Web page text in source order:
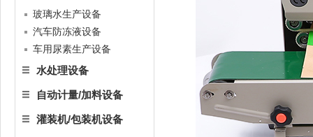
玻璃水生产设备
汽车防冻液设备
车用尿素生产设备
水处理设备
自动计量/加料设备
灌装机/包装机设备